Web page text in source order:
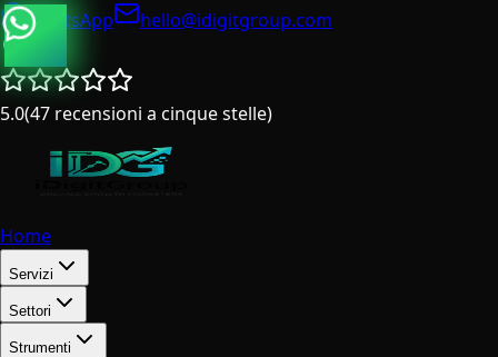
WhatsApp
hello@idigitgroup.com
5.0(47 recensioni a cinque stelle)
Home
Servizi
Settori
Strumenti